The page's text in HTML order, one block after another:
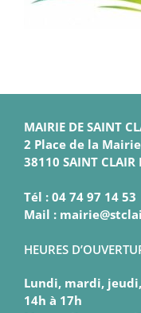
MAIRIE DE SAINT
2 Place de la Mairie
38110 SAINT CLAIR
Tél : 04 74 97 14 53
Mail :
HEURES
Lundi, mardi,
14h à 17h